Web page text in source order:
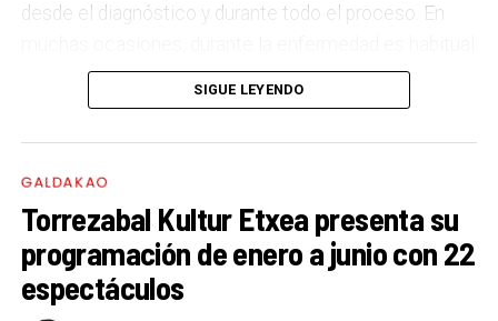
desde el diagnóstico y durante todo el proceso. En
que surjan miedos, dudas, incertidumbre y mucho
sufrimiento. Mi labor es estar a su lado en esos
momentos tan duros, escucharles, orientarles y
‘El brazalete verde de la Esperanza’. ¿Qué buscáis
con esta campaña? El 4 de febrero es el Día Mundial
Contra el Cáncer, por ello, desde la Asociación Contra
el Cáncer volvemos a salir a la calle con la iniciativa
SIGUE LEYENDO
GALDAKAO
Torrezabal Kultur Etxea presenta su
programación de enero a junio con 22
espectáculos